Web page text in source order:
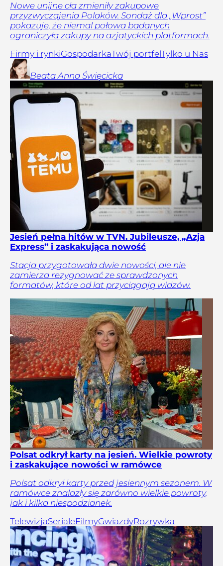
Nowe unijne cła zmieniły zakupowe
przyzwyczajenia Polaków. Sondaż dla „Wprost”
pokazuje, że niemal połowa badanych
ograniczyła zakupy na azjatyckich platformach.
Firmy i rynkiGospodarkaTwój portfelTylko u Nas
Beata Anna Święcicka
Jesień pełna hitów w TVN. Jubileusze, „Azja
Express” i zaskakująca nowość
Stacja przygotowała dwie nowości, ale nie
zamierza rezygnować ze sprawdzonych
formatów, które od lat przyciągają widzów.
Polsat odkrył karty na jesień. Wielkie powroty
i zaskakujące nowości w ramówce
Polsat odkrył karty przed jesiennym sezonem. W
ramówce znalazły się zarówno wielkie powroty,
jak i kilka niespodzianek.
TelewizjaSerialeFilmyGwiazdyRozrywka